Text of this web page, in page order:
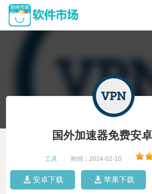
国外加速器免费安
工具 时间：2024-02-10
安卓下载 苹果下载